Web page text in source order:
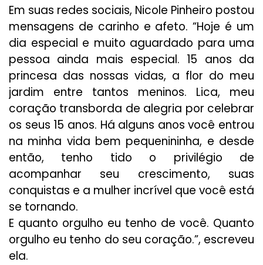
Em suas redes sociais, Nicole Pinheiro postou
mensagens de carinho e afeto. “Hoje é um
dia especial e muito aguardado para uma
pessoa ainda mais especial. 15 anos da
princesa das nossas vidas, a flor do meu
jardim entre tantos meninos. Lica, meu
coração transborda de alegria por celebrar
os seus 15 anos. Há alguns anos você entrou
na minha vida bem pequenininha, e desde
então, tenho tido o privilégio de
acompanhar seu crescimento, suas
conquistas e a mulher incrível que você está
se tornando.
E quanto orgulho eu tenho de você. Quanto
orgulho eu tenho do seu coração.”, escreveu
ela.